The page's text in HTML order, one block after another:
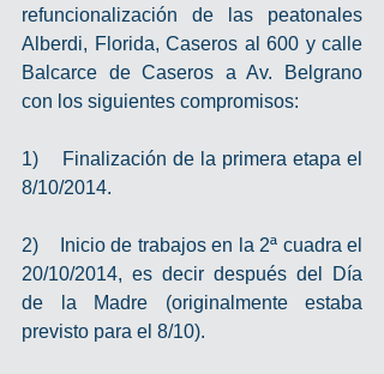
refuncionalización de las peatonales
Alberdi, Florida, Caseros al 600 y calle
Balcarce de Caseros a Av. Belgrano
con los siguientes compromisos:
1)    Finalización de la primera etapa el
8/10/2014.
2)    Inicio de trabajos en la 2ª cuadra el
20/10/2014, es decir después del Día
de la Madre (originalmente estaba
previsto para el 8/10).